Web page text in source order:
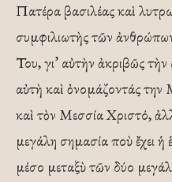
Πατέρα βασιλέας καὶ
συμφιλιωτὴς τῶν
Του, γι’ αὐτὴν ἀκριβῶς τὴν
αὐτὴ καὶ ὀνομάζοντάς
καὶ τὸν Μεσσία Χριστό,
μεγάλη σημασία ποὺ ἔχει
μέσο μεταξὺ τῶν δύο